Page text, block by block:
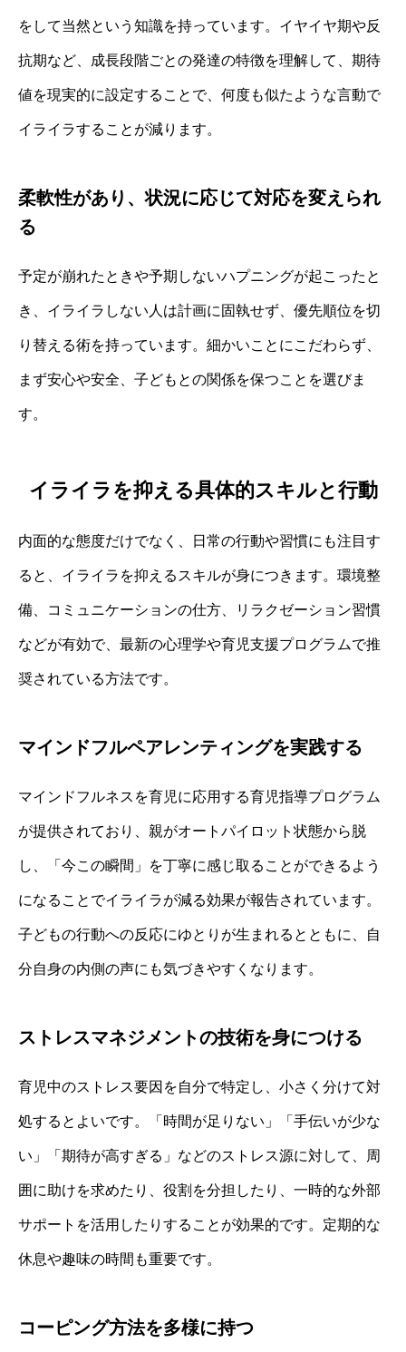
をして当然という知識を持っています。イヤイヤ期や反
抗期など、成長段階ごとの発達の特徴を理解して、期待
値を現実的に設定することで、何度も似たような言動で
イライラすることが減ります。
柔軟性があり、状況に応じて対応を変えられ
る
予定が崩れたときや予期しないハプニングが起こったと
き、イライラしない人は計画に固執せず、優先順位を切
り替える術を持っています。細かいことにこだわらず、
まず安心や安全、子どもとの関係を保つことを選びま
す。
イライラを抑える具体的スキルと行動
内面的な態度だけでなく、日常の行動や習慣にも注目す
ると、イライラを抑えるスキルが身につきます。環境整
備、コミュニケーションの仕方、リラクゼーション習慣
などが有効で、最新の心理学や育児支援プログラムで推
奨されている方法です。
マインドフルペアレンティングを実践する
マインドフルネスを育児に応用する育児指導プログラム
が提供されており、親がオートパイロット状態から脱
し、「今この瞬間」を丁寧に感じ取ることができるよう
になることでイライラが減る効果が報告されています。
子どもの行動への反応にゆとりが生まれるとともに、自
分自身の内側の声にも気づきやすくなります。
ストレスマネジメントの技術を身につける
育児中のストレス要因を自分で特定し、小さく分けて対
処するとよいです。「時間が足りない」「手伝いが少な
い」「期待が高すぎる」などのストレス源に対して、周
囲に助けを求めたり、役割を分担したり、一時的な外部
サポートを活用したりすることが効果的です。定期的な
休息や趣味の時間も重要です。
コーピング方法を多様に持つ